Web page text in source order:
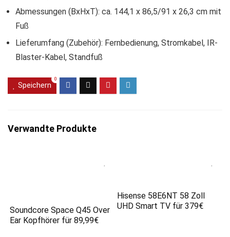
Abmessungen (BxHxT): ca. 144,1 x 86,5/91 x 26,3 cm mit
Fuß
Lieferumfang (Zubehör): Fernbedienung, Stromkabel, IR-
Blaster-Kabel, Standfuß
Speichern
0
Verwandte Produkte
Soundcore Space Q45 Over
Ear Kopfhörer für 89,99€
Hisense 58E6NT 58 Zoll
UHD Smart TV für 379€